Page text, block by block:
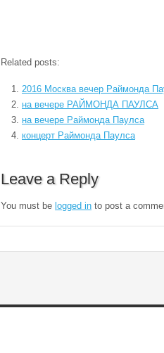
Related posts:
2016 Москва вечер Раймонда
на вечере РАЙМОНДА ПАУЛСА
на вечере Раймонда Паулса
концерт Раймонда Паулса
Leave a Reply
You must be logged in to post a